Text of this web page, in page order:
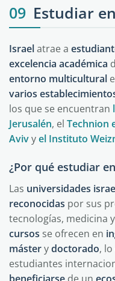
09 Estudiar
Israelatrae a
excelencia académica
entorno multicultural
varios
los que se encuentran
Jerusalén, el Technion
Avivyel Instituto
¿Por qué estudiar
Las universidades
reconocidas por sus
tecnologías, medicina
cursos se ofrecen en
másterydoctorado,
estudiantes